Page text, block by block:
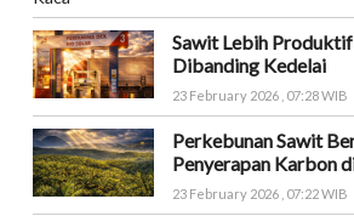
Sawit Lebih
Dibanding Kedelai
23 February 2026 , 07:28 WIB
Perkebunan Sawit
Penyerapan Karbon
23 February 2026 , 07:22 WIB